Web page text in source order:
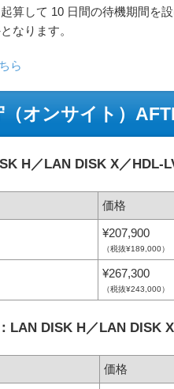
算して 10 日間の待機期間を
なります。
ら
（オンサイト）
H／LAN DISK X／HDL-
価格
¥207,900
（税抜¥189,000）
¥267,300
（税抜¥243,000）
LAN DISK H／LAN DISK
価格